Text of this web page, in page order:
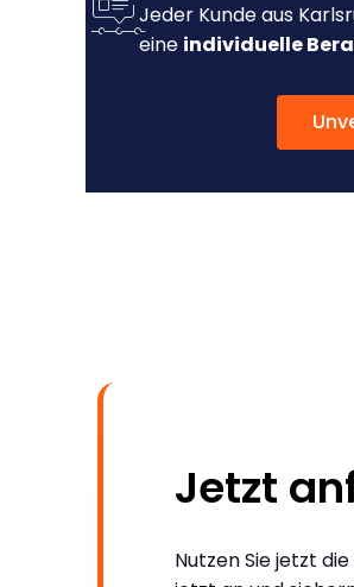
Jeder Kunde aus
eine individuelle
Jetzt
Nutzen Sie jetzt